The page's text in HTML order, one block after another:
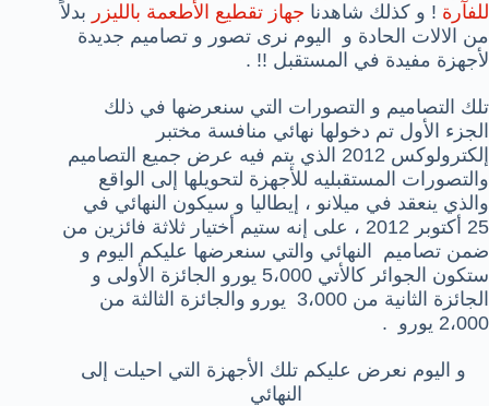
للفآرة ! و كذلك شاهدنا جهاز تقطيع الأطعمة بالليزر بدلاً
من الالات الحادة و اليوم نرى تصور و تصاميم جديدة
لأجهزة مفيدة في المستقبل !! .
تلك التصاميم و التصورات التي سنعرضها في ذلك
الجزء الأول تم دخولها نهائي منافسة مختبر
إلكترولوكس 2012 الذي يتم فيه عرض جميع التصاميم
والتصورات المستقبليه للأجهزة لتحويلها إلى الواقع
والذي ينعقد في ميلانو ، إيطاليا و سيكون النهائي في
25 أكتوبر 2012 ، على إنه ستيم أختيار ثلاثة فائزين من
ضمن تصاميم النهائي والتي سنعرضها عليكم اليوم و
ستكون الجوائر كالأتي 5،000 يورو الجائزة الأولى و
الجائزة الثانية من 3،000 يورو والجائزة الثالثة من
2،000 يورو .
و اليوم نعرض عليكم تلك الأجهزة التي احيلت إلى
النهائي